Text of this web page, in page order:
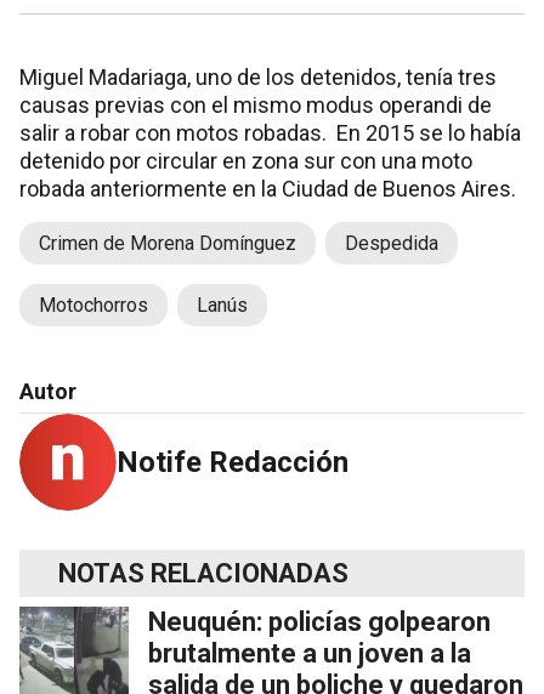
Miguel Madariaga, uno de los detenidos, tenía tres
causas previas con el mismo modus operandi de
salir a robar con motos robadas. En 2015 se lo había
detenido por circular en zona sur con una moto
robada anteriormente en la Ciudad de Buenos Aires.
Crimen de Morena Domínguez Despedida
Motochorros Lanús
Autor
Notife Redacción
NOTAS RELACIONADAS
Neuquén: policías golpearon
brutalmente a un joven a la
salida de un boliche y quedaron